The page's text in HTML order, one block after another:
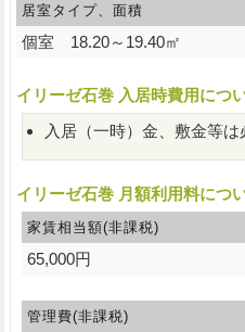
居室タイプ、面積
個室 18.20～19.40㎡
イリーゼ石巻 入居時費用につ
入居（一時）金、敷金等は
イリーゼ石巻 月額利用料につ
家賃相当額(非課税)
65,000円
管理費(非課税)